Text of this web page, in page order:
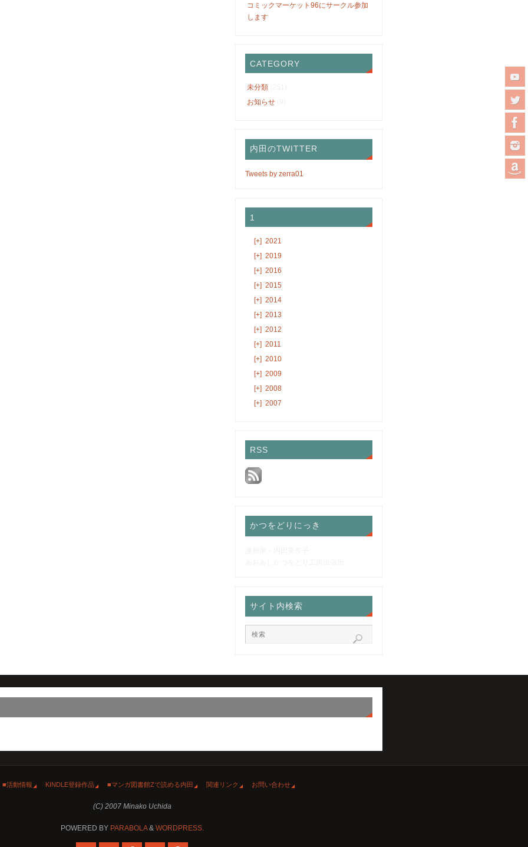
コミックマーケット96にサークル参加
します
CATEGORY
未分類(251)
お知らせ(9)
内田のTWITTER
Tweets by zerra01
1
[+] 2021
[+] 2019
[+] 2016
[+] 2015
[+] 2014
[+] 2013
[+] 2012
[+] 2011
[+] 2010
[+] 2009
[+] 2008
[+] 2007
RSS
かつをどりにっき
サイト内検索
■活動情報 KINDLE登録作品 ■マンガ図書館Zで読める内田 関連リンク お問い合わせ
(C) 2007 Minako Uchida
POWERED BY PARABOLA& WORDPRESS.